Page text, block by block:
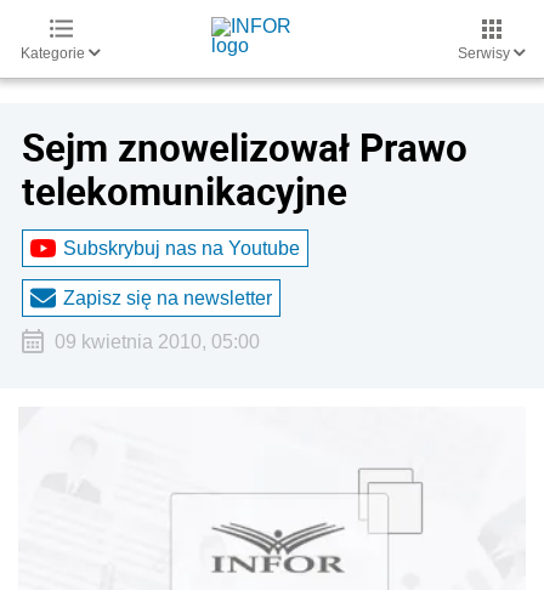
Kategorie Serwisy
Sejm znowelizował Prawo
telekomunikacyjne
Subskrybuj nas na Youtube
Zapisz się na newsletter
09 kwietnia 2010, 05:00